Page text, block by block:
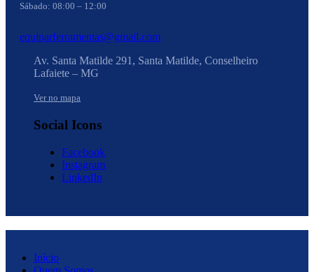
Sábado: 08:00 – 12:00
equiparferramentas@gmail.com
Av. Santa Matilde 291, Santa Matilde, Conselheiro
Lafaiete – MG
Ver no mapa
Social Icons
Facebook
Instagram
LinkedIn
Início